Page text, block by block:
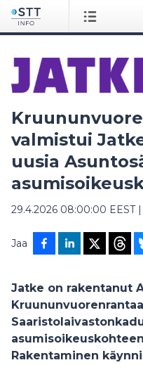
valmistui
uusia
29.4.2026 08:00:00 EEST|
Jaa
Jatke on rakentanut
Rakentaminen